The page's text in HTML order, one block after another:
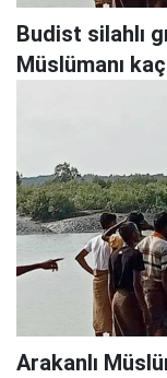
Budist silahlı
Müslümanı
Arakanlı